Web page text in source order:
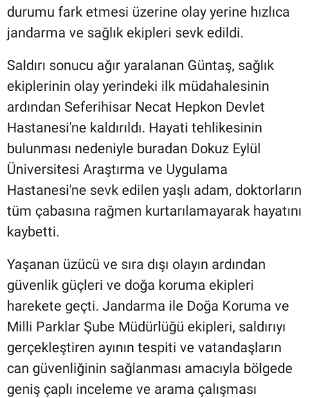
durumu fark etmesi üzerine olay yerine hızlıca
jandarma ve sağlık ekipleri sevk edildi.
Saldırı sonucu ağır yaralanan Güntaş, sağlık
ekiplerinin olay yerindeki ilk müdahalesinin
ardından Seferihisar Necat Hepkon Devlet
Hastanesi'ne kaldırıldı. Hayati tehlikesinin
bulunması nedeniyle buradan Dokuz Eylül
Üniversitesi Araştırma ve Uygulama
Hastanesi'ne sevk edilen yaşlı adam, doktorların
tüm çabasına rağmen kurtarılamayarak hayatını
kaybetti.
Yaşanan üzücü ve sıra dışı olayın ardından
güvenlik güçleri ve doğa koruma ekipleri
harekete geçti. Jandarma ile Doğa Koruma ve
Milli Parklar Şube Müdürlüğü ekipleri, saldırıyı
gerçekleştiren ayının tespiti ve vatandaşların
can güvenliğinin sağlanması amacıyla bölgede
geniş çaplı inceleme ve arama çalışması